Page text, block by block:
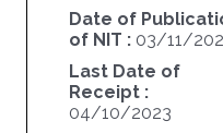
Date of
of NIT : 03/11/
Last Date of
Receipt :
04/10/2023